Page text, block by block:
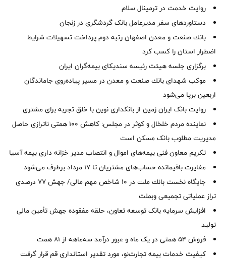
روایت خدمت در ترمینال سلام
دستاوردهای سفر مدیرعامل بانک گردشگری در زنجان
بانك صنعت و معدن اصفهان رتبه دوم پرداخت تسهیلات شرایط
اضطرار استان را كسب كرد
برگزاری جلسه هیئت رئیسه سندیکای بیمه‌گران ایران
موكب شهدای بانك صنعت و معدن در مسیر پیاده‌روی جاماندگان
اربعین برپا می‌شود
روایت بانک ایران زمین از بانکداری نوین با خلق تجربه برای مشتری
نماینده مردم خلخال و کوثر در مجلس: کاهش ۱۰۰ همتی ناترازی حاصل
مدیریت مطلوب بانک مسکن است
تکریم معاون فنی بیمه‌های اموال و انتصاب مدیر خزانه داری بیمه آسیا
مغایرت‌ باقیمانده حساب‌های مشتریان تا ۱۷ مرداد برطرف می‌شود
جایگاه نخست بانك ملت در 10 شاخص مهم مالی/ جهش 77 درصدی
تراز عملیاتی تجمیعی وبملت
افزایش سرمایه بانک توسعه تعاون، حلقه مفقوده جهش تأمین مالی
تولید
فروش 54 همتی در یک ماه و عبور درآمد سه‌ماهه از 81 همت
کیفیت خدمات بیمه تجارت‌نو، مورد تقدیر استانداری قم قرار گرفت